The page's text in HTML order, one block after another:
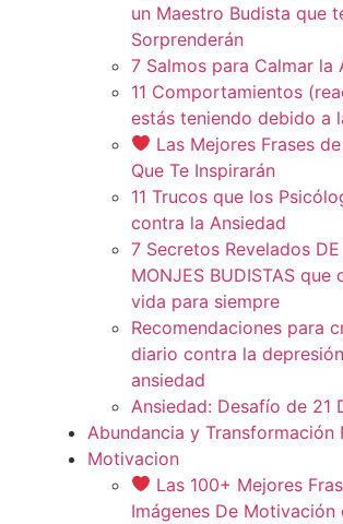
un Maestro Budista que
Sorprenderán
7 Salmos para Calmar la
11 Comportamientos
estás teniendo debido a
Las Mejores Frases
Que Te Inspirarán
11 Trucos que los
contra la Ansiedad
7 Secretos Revelados DE
MONJES BUDISTAS que
vida para siempre
Recomendaciones para
diario contra la
ansiedad
Ansiedad: Desafío de 21
Abundancia y Transformación
Motivacion
Las 100+ Mejores
Imágenes De Motivación